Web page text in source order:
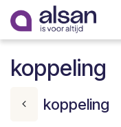
Overslaan naar inhoud
koppeling
koppeling